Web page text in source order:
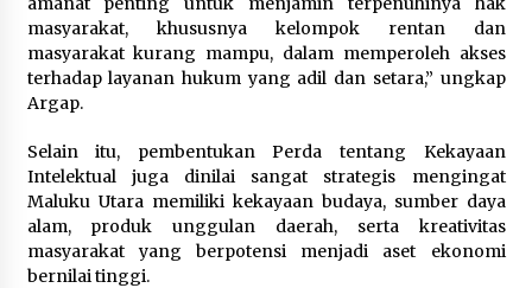
masyarakat, khususnya kelompok rentan dan
masyarakat kurang mampu, dalam memperoleh akses
terhadap layanan hukum yang adil dan setara,” ungkap
Argap.
Selain itu, pembentukan Perda tentang Kekayaan
Intelektual juga dinilai sangat strategis mengingat
Maluku Utara memiliki kekayaan budaya, sumber daya
alam, produk unggulan daerah, serta kreativitas
masyarakat yang berpotensi menjadi aset ekonomi
bernilai tinggi.